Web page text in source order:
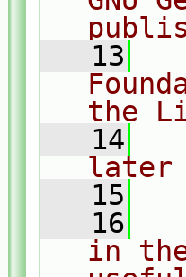
   13
the
   14
later
   15
   16
in